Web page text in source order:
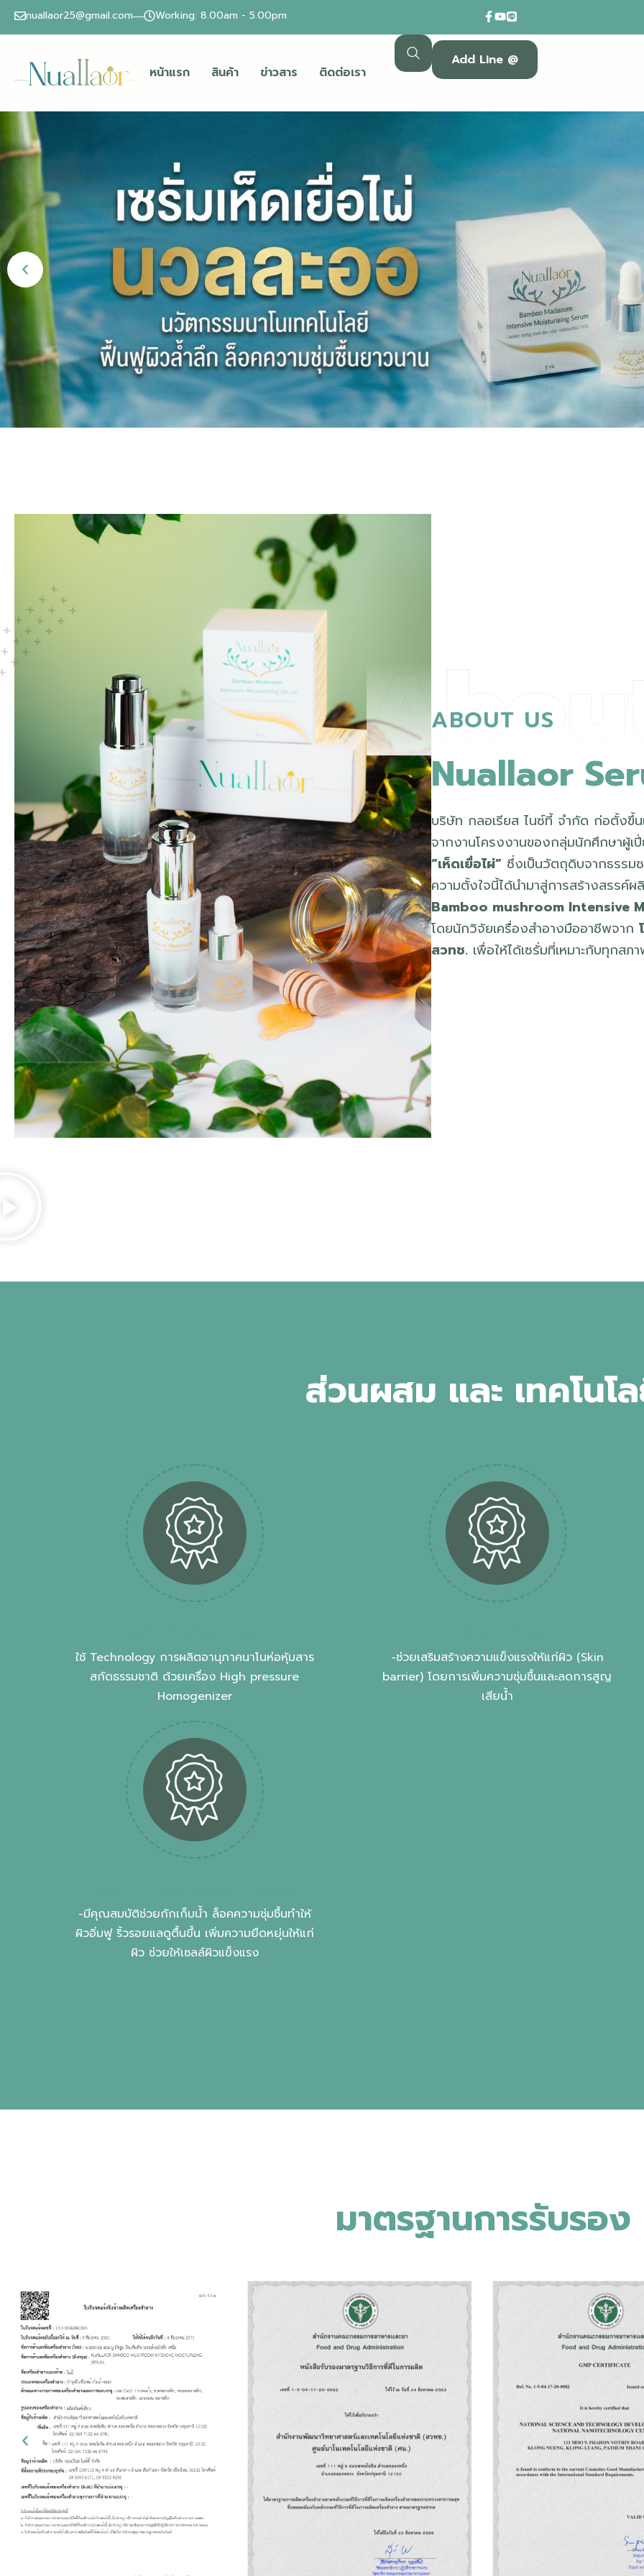
nuallaor25@gmail.com Working: 8.00am - 5.00pm
หน้าแรก สินค้า ข่าวสาร ติดต่อเรา
Add Line @
ABOUT US
Nuallaor Ser
บริษัท กลอเรียส ไนซ์ที้ จำกัด ก่อตั้งขึ้
จากงานโครงงานของกลุ่มนักศึกษาผู้
“เห็ดเยื่อไผ่” ซึ่งเป็นวัตถุดิบจากธรร
ความตั้งใจนี้ได้นำมาสู่การสร้างสรร
Bamboo mushroom Intensive
โดยนักวิจัยเครื่องสำอางมืออาชีพจาก
สวทช. เพื่อให้ได้เซรั่มที่เหมาะกับทุกส
สวนผสม และ เทคโนโล
ใช้ Technology การผลิตอานุภาคนาโนห่อหุ้มสาร
สกัดธรรมชาติ ด้วยเครื่อง High pressure
Homogenizer
-มีคุณสมบัติช่วยกักเก็บน้ำ ล็อคความชุ่มชื้นทำให้
ผิวอิ่มฟู ริ้วรอยแลดูตื้นขึ้น เพิ่มความยืดหยุ่นให้แก่
ผิว ช่วยให้เซลล์ผิวแข็งแรง
-ช่วยเสริมสร้างความแข็งแรงให้แก่ผิว (Skin
barrier) โดยการเพิ่มความชุ่มชื้นและลดการสูญ
เสียน้ำ
มาตรฐานการรบรอง